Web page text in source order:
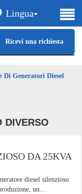
Lingua
Ricevi una richiesta
Di Generatori Diesel
DIVERSO
DA 25KVA
diesel silenzioso